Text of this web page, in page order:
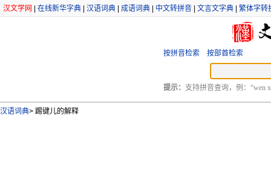
汉文学网 在线新华字典 汉语词典 成语词典 中文转拼音 文言文字典 繁体字转
按拼音检索 按部首检索
提示： 支持拼音查询，例：“wen
汉语词典> 踢键儿的解释